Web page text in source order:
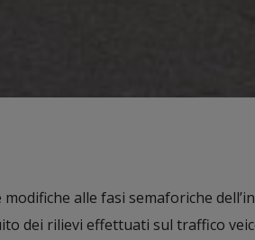
alle fasi semaforiche
dei rilievi effettuati sul traffico